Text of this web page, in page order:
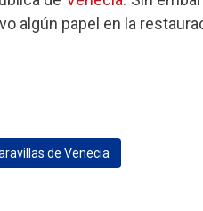
algún papel en la
de Venecia